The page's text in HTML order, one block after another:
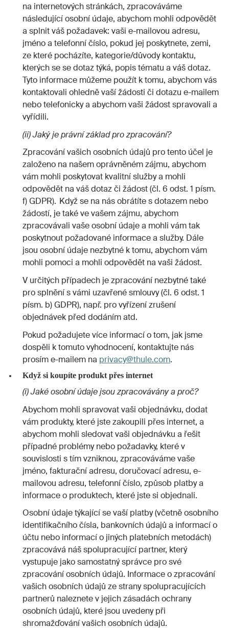
na internetových stránkách, zpracováváme
následující osobní údaje, abychom mohli odpovědět
a splnit váš požadavek: vaši e-mailovou adresu,
jméno a telefonní číslo, pokud jej poskytnete, zemi,
ze které pocházíte, kategorie/důvody kontaktu,
kterých se se dotaz týká, popis tématu a váš dotaz.
Tyto informace můžeme použít k tomu, abychom vás
kontaktovali ohledně vaší žádosti či dotazu e-mailem
nebo telefonicky a abychom vaši žádost spravovali a
vyřídili.
(ii) Jaký je právní základ pro zpracování?
Zpracování vašich osobních údajů pro tento účel je
založeno na našem oprávněném zájmu, abychom
vám mohli poskytovat kvalitní služby a mohli
odpovědět na váš dotaz či žádost (čl. 6 odst. 1 písm.
f) GDPR). Když se na nás obrátíte s dotazem nebo
žádostí, je také ve vašem zájmu, abychom
zpracovávali vaše osobní údaje a mohli vám tak
poskytnout požadované informace a služby. Dále
jsou osobní údaje nezbytné k tomu, abychom vám
mohli pomoci a mohli odpovědět na vaši žádost.
V určitých případech je zpracování nezbytné také
pro splnění s vámi uzavřené smlouvy (čl. 6 odst. 1
písm. b) GDPR), např. pro vyřízení zrušení
objednávek před dodáním atd.
Pokud požadujete více informací o tom, jak jsme
dospěli k tomuto vyhodnocení, kontaktujte nás
prosím e-mailem na privacy@thule.com.
Když si koupíte produkt přes internet
(i) Jaké osobní údaje jsou zpracovávány a proč?
Abychom mohli spravovat vaši objednávku, dodat
vám produkty, které jste zakoupili přes internet, a
abychom mohli sledovat vaši objednávku a řešit
případné problémy nebo požadavky, které v
souvislosti s tím vzniknou, zpracováváme vaše
jméno, fakturační adresu, doručovací adresu, e-
mailovou adresu, telefonní číslo, způsob platby a
informace o produktech, které jste si objednali.
Osobní údaje týkající se vaší platby (včetně osobního
identifikačního čísla, bankovních údajů a informací o
účtu nebo informací o jiných platebních metodách)
zpracovává náš spolupracující partner, který
vystupuje jako samostatný správce pro své
zpracování osobních údajů. Informace o zpracování
vašich osobních údajů ze strany spolupracujících
partnerů naleznete v jejich zásadách ochrany
osobních údajů, které jsou uvedeny při
shromažďování vašich osobních údajů.